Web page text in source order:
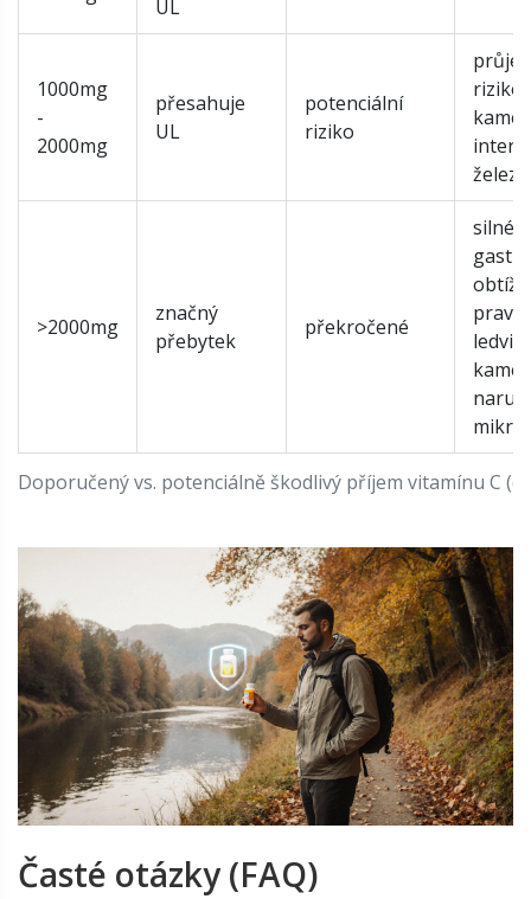
Doporučený vs. potenciálně škodlivý příjem vitamínu C
UL
1000mg
-
2000mg
přesahuje
UL
potenciální
riziko
riziko
>2000mg
značný
přebytek
překročené
silné
Časté otázky (FAQ)